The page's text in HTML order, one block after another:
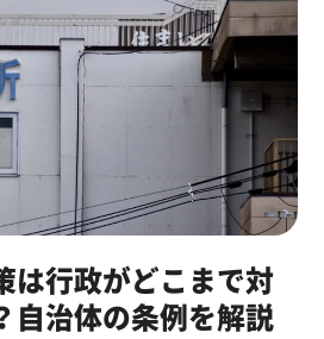
は行政がどこまで対
自治体の条例を解説